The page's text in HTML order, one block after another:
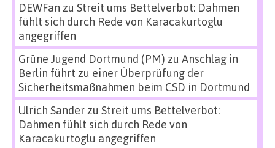
DEWFan zu Streit ums Bettelverbot: Dahmen
fühlt sich durch Rede von Karacakurtoglu
angegriffen
Grüne Jugend Dortmund (PM) zu Anschlag in
Berlin führt zu einer Überprüfung der
Sicherheitsmaßnahmen beim CSD in Dortmund
Ulrich Sanderzu Streit ums Bettelverbot:
Dahmen fühlt sich durch Rede von
Karacakurtoglu angegriffen